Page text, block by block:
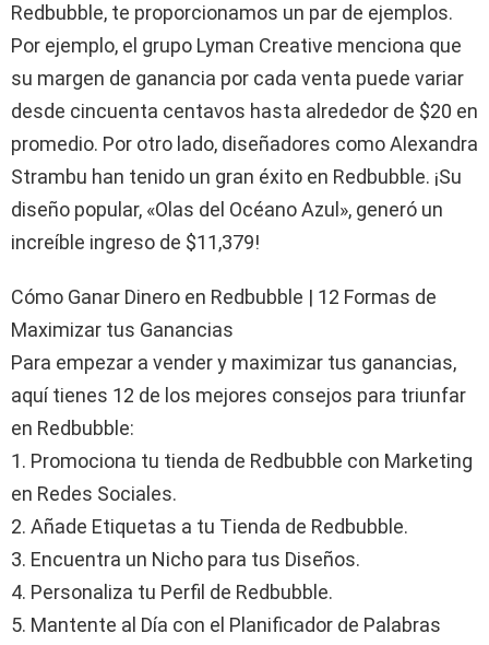
Redbubble, te proporcionamos un par de ejemplos.
Por ejemplo, el grupo Lyman Creative menciona que
su margen de ganancia por cada venta puede variar
desde cincuenta centavos hasta alrededor de $20 en
promedio. Por otro lado, diseñadores como Alexandra
Strambu han tenido un gran éxito en Redbubble. ¡Su
diseño popular, «Olas del Océano Azul», generó un
increíble ingreso de $11,379!
Cómo Ganar Dinero en Redbubble | 12 Formas de
Maximizar tus Ganancias
Para empezar a vender y maximizar tus ganancias,
aquí tienes 12 de los mejores consejos para triunfar
en Redbubble:
1. Promociona tu tienda de Redbubble con Marketing
en Redes Sociales.
2. Añade Etiquetas a tu Tienda de Redbubble.
3. Encuentra un Nicho para tus Diseños.
4. Personaliza tu Perfil de Redbubble.
5. Mantente al Día con el Planificador de Palabras